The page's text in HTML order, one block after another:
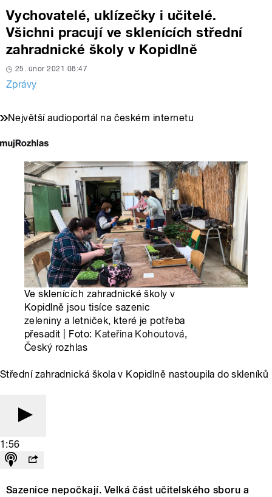
Vychovatelé, uklízečky i učitelé.
Všichni pracují ve sklenících střední
zahradnické školy v Kopidlně
25. únor 2021 08:47
Zprávy
Největší audioportál na českém internetu
Ve sklenících zahradnické školy v
Kopidlně jsou tisíce sazenic
zeleniny a letniček, které je potřeba
přesadit | Foto: Kateřina Kohoutová,
Český rozhlas
Střední zahradnická škola v Kopidlně nastoupila do skleníků
1:56
Sazenice nepočkají. Velká část učitelského sboru a